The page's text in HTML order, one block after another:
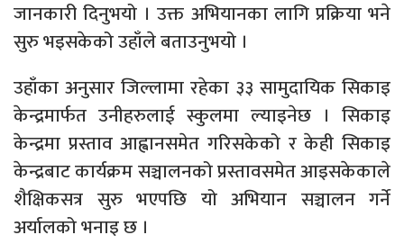
जानकारी दिनुभयो । उक्त अभियानका लागि प्रक्रिया भने
सुरु भइसकेको उहाँले बताउनुभयो ।
उहाँका अनुसार जिल्लामा रहेका ३३ सामुदायिक सिकाइ
केन्द्रमार्फत उनीहरुलाई स्कुलमा ल्याइनेछ । सिकाइ
केन्द्रमा प्रस्ताव आह्वानसमेत गरिसकेको र केही सिकाइ
केन्द्रबाट कार्यक्रम सञ्चालनको प्रस्तावसमेत आइसकेकाले
शैक्षिकसत्र सुरु भएपछि यो अभियान सञ्चालन गर्ने
अर्यालको भनाइ छ ।